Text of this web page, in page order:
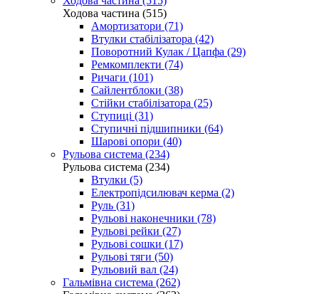
Ходова частина (515)
Амортизатори (71)
Втулки стабілізатора (42)
Поворотний Кулак / Цапфа (29)
Ремкомплекти (74)
Ричаги (101)
Сайлентблоки (38)
Стійки стабілізатора (25)
Ступиці (31)
Ступичні підшипники (64)
Шарові опори (40)
Рульова система (234)
Рульова система (234)
Втулки (5)
Електропідсилювач керма (2)
Руль (31)
Рульові наконечники (78)
Рульові рейки (27)
Рульові сошки (17)
Рульові тяги (50)
Рульовий вал (24)
Гальмівна система (262)